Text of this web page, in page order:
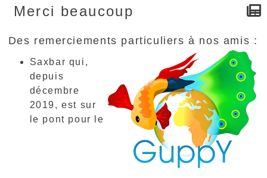
Merci beaucoup
Des remerciements particuliers à nos amis :
Saxbar qui,
depuis
décembre
2019, est sur
le pont pour le